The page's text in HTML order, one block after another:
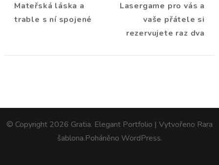
příspěvku
Mateřská láska a
trable s ní spojené
Lasergame pro vás a
vaše přátele si
rezervujete raz dva
© Copyright 2026 Gratia. Elegant Portfolio | Vytvořeno Rara
šablona.Poháněno WordPress.